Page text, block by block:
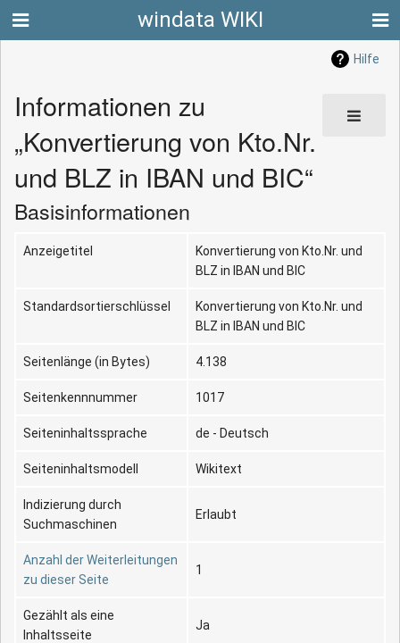
windata WIKI
Hilfe
Informationen zu
„Konvertierung von Kto.Nr.
und BLZ in IBAN und BIC“
Basisinformationen
Anzeigetitel
Konvertierung von Kto.Nr. und
BLZ in IBAN und BIC
Standardsortierschlüssel
Konvertierung von Kto.Nr. und
BLZ in IBAN und BIC
Seitenlänge (in Bytes) 4.138
Seitenkennnummer 1017
Seiteninhaltssprache de - Deutsch
Seiteninhaltsmodell Wikitext
Indizierung durch
Suchmaschinen
Erlaubt
Anzahl der Weiterleitungen
zu dieser Seite
1
Gezählt als eine
Inhaltsseite
Ja